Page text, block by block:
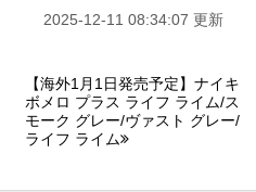
2025-12-11 08:34:07 更新
【海外1月1日発売予定】ナイキ
ボメロ プラス ライフ ライム/ス
モーク グレー/ヴァスト グレー/
ライフ ライム